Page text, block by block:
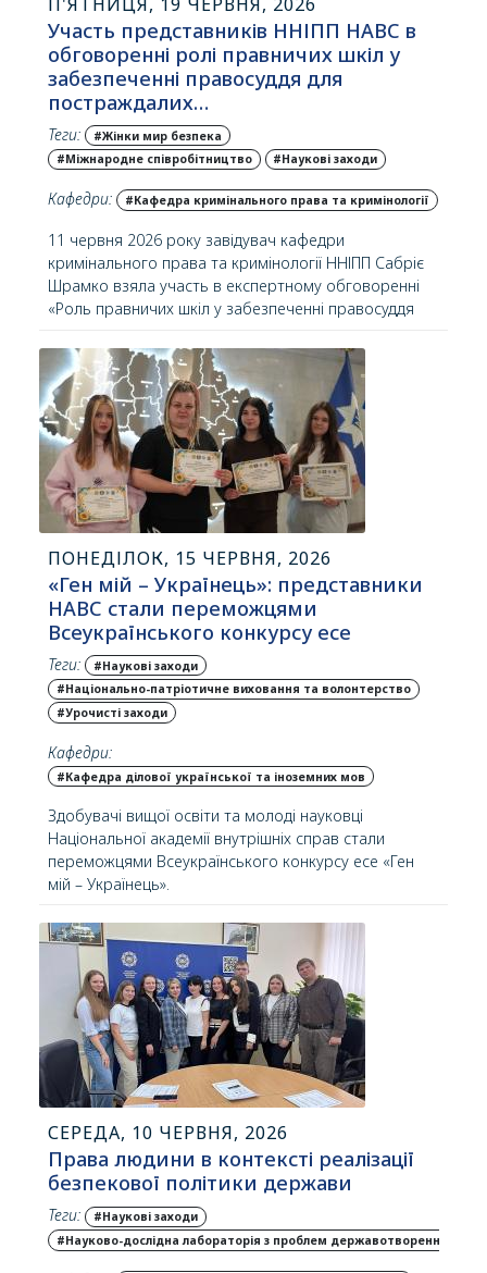
Участь представників ННІПП НАВС в
обговоренні ролі правничих шкіл у
забезпеченні правосуддя для
постраждалих…
Теги:
#Жінки мир безпека
#Міжнародне співробітництво
#Наукові заходи
Кафедри: #Кафедра кримінального права та кримінології
11 червня 2026 року завідувач кафедри
кримінального права та кримінології ННІПП Сабріє
Шрамко взяла участь в експертному обговоренні
«Роль правничих шкіл у забезпеченні правосуддя
пов’язаного з конфліктом (СНПК)», організованому
Асоціацією жінок-юристок України «ЮрФем» спільно
з ООН Жінки…
ПОНЕДІЛОК, 15 ЧЕРВНЯ, 2026
«Ген мій – Українець»: представники
НАВС стали переможцями
Всеукраїнського конкурсу есе
Теги:
#Наукові заходи
#Національно-патріотичне виховання та волонтерство
#Урочисті заходи
Кафедри:
#Кафедра ділової української та іноземних мов
Здобувачі вищої освіти та молоді науковці
Національної академії внутрішніх справ стали
переможцями Всеукраїнського конкурсу есе «Ген
мій – Українець».
СЕРЕДА, 10 ЧЕРВНЯ, 2026
Права людини в контексті реалізації
безпекової політики держави
Теги:
#Наукові заходи
#Науково-дослідна лабораторія з проблем державотворення та